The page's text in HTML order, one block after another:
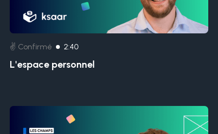
✌️ Confirmé 2:40
L'espace personnel